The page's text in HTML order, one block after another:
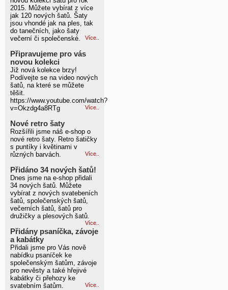
2015. Můžete vybírat z více
jak 120 nových šatů. Šaty
jsou vhondé jak na ples, tak
do tanečních, jako šaty
večerní či společenské.
Více..
Připravujeme pro vás
novou kolekci
Již nová kolekce brzy!
Podívejte se na video nových
šatů, na které se můžete
těšit.
https://www.youtube.com/watch?
v=Okzdg4a8RTg
Více..
Nové retro šaty
Rozšířili jsme náš e-shop o
nové retro šaty. Retro šatičky
s puntíky i květinami v
různých barvách.
Více..
Přidáno 34 nových šatů!
Dnes jsme na e-shop přidali
34 nových šatů. Můžete
vybírat z nových svatebeních
šatů, společenských šatů,
večerních šatů, šatů pro
družičky a plesových šatů.
Více..
Přidány psaníčka, závoje
a kabátky
Přidali jsme pro Vás nově
nabídku psaníček ke
společenským šatům, závoje
pro nevěsty a také hřejivé
kabátky či přehozy ke
svatebním šatům.
Více..